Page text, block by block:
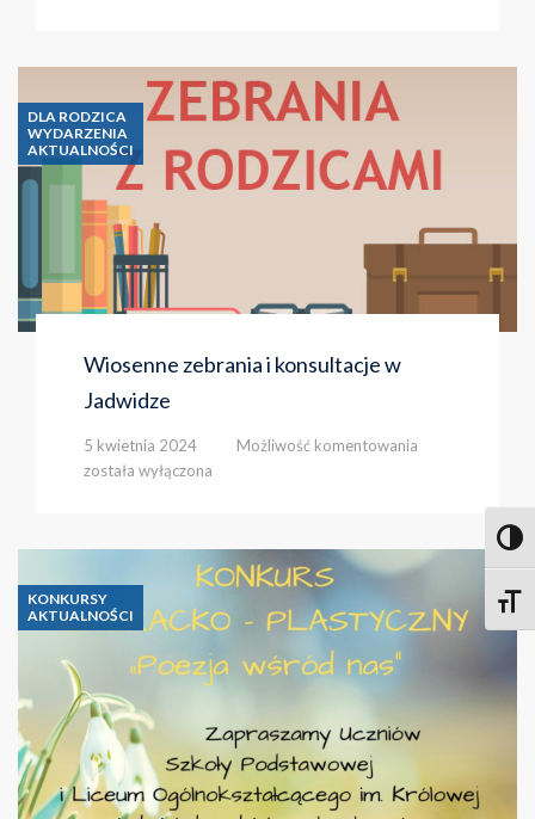
DLA RODZICA
WYDARZENIA
AKTUALNOŚCI
Wiosenne zebrania i konsultacje w
Jadwidze
5 kwietnia 2024 Możliwość komentowania
konsultacje
Jadwidze
została wyłączona
KONKURSY
AKTUALNOŚCI